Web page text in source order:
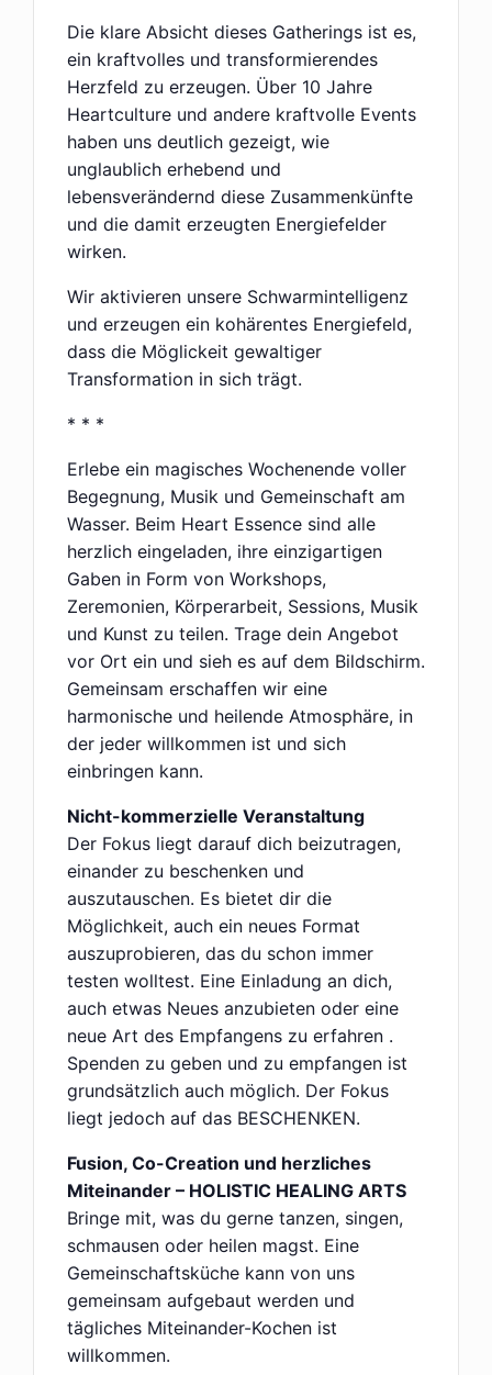
Die klare Absicht dieses Gatherings ist es,
ein kraftvolles und transformierendes
Herzfeld zu erzeugen. Über 10 Jahre
Heartculture und andere kraftvolle Events
haben uns deutlich gezeigt, wie
unglaublich erhebend und
lebensverändernd diese Zusammenkünfte
und die damit erzeugten Energiefelder
wirken.
Wir aktivieren unsere Schwarmintelligenz
und erzeugen ein kohärentes Energiefeld,
dass die Möglickeit gewaltiger
Transformation in sich trägt.
* * *
Erlebe ein magisches Wochenende voller
Begegnung, Musik und Gemeinschaft am
Wasser. Beim Heart Essence sind alle
herzlich eingeladen, ihre einzigartigen
Gaben in Form von Workshops,
Zeremonien, Körperarbeit, Sessions, Musik
und Kunst zu teilen. Trage dein Angebot
vor Ort ein und sieh es auf dem Bildschirm.
Gemeinsam erschaffen wir eine
harmonische und heilende Atmosphäre, in
der jeder willkommen ist und sich
einbringen kann.
Nicht-kommerzielle Veranstaltung
Der Fokus liegt darauf dich beizutragen,
einander zu beschenken und
auszutauschen. Es bietet dir die
Möglichkeit, auch ein neues Format
auszuprobieren, das du schon immer
testen wolltest. Eine Einladung an dich,
auch etwas Neues anzubieten oder eine
neue Art des Empfangens zu erfahren .
Spenden zu geben und zu empfangen ist
grundsätzlich auch möglich. Der Fokus
liegt jedoch auf das BESCHENKEN.
Fusion, Co-Creation und herzliches
Miteinander – HOLISTIC HEALING ARTS
Bringe mit, was du gerne tanzen, singen,
schmausen oder heilen magst. Eine
Gemeinschaftsküche kann von uns
gemeinsam aufgebaut werden und
tägliches Miteinander-Kochen ist
willkommen.